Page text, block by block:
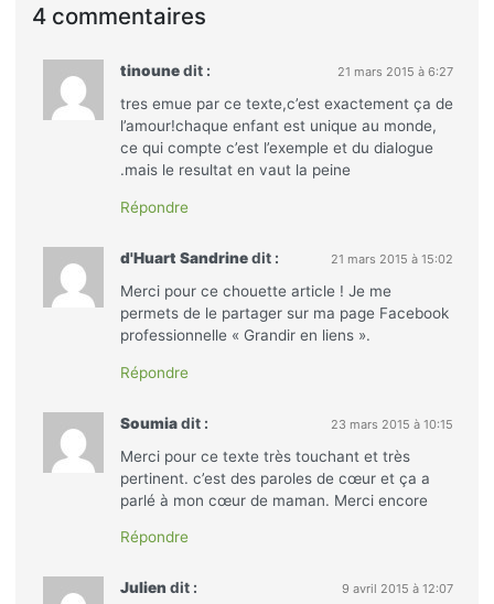
4 commentaires
tinoune dit : 21 mars 2015 à 6:27
tres emue par ce texte,c’est exactement ça de
l’amour!chaque enfant est unique au monde,
ce qui compte c’est l’exemple et du dialogue
.mais le resultat en vaut la peine
Répondre
d'Huart Sandrine dit : 21 mars 2015 à 15:02
Merci pour ce chouette article ! Je me
permets de le partager sur ma page Facebook
professionnelle « Grandir en liens ».
Répondre
Soumia dit : 23 mars 2015 à 10:15
Merci pour ce texte très touchant et très
pertinent. c’est des paroles de cœur et ça a
parlé à mon cœur de maman. Merci encore
Répondre
Julien dit : 9 avril 2015 à 12:07